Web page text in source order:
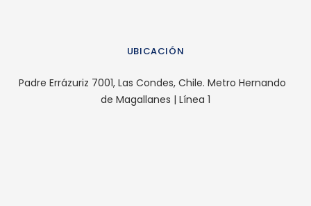
UBICACIÓN
Padre Errázuriz 7001, Las Condes, Chile. Metro Hernando
de Magallanes | Línea 1